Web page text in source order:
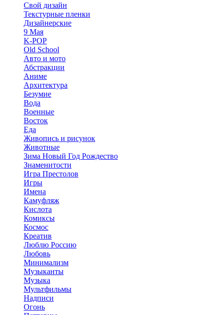
Свой дизайн
Текстурные пленки
Дизайнерские
9 Мая
K-POP
Old School
Авто и мото
Абстракции
Аниме
Архитектура
Безумие
Вода
Военные
Восток
Еда
Живопись и рисунок
Животные
Зима Новый Год Рождество
Знаменитости
Игра Престолов
Игры
Имена
Камуфляж
Кислота
Комиксы
Космос
Креатив
Люблю Россию
Любовь
Минимализм
Музыканты
Музыка
Мультфильмы
Надписи
Огонь